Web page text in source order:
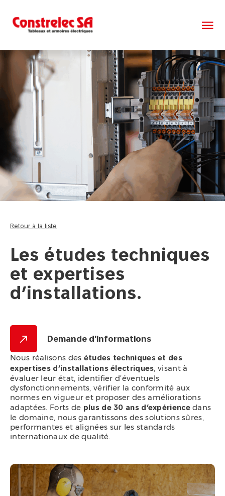
Retour à la liste
Les études techniques
et expertises
d’installations.
Demande d'informations
Nous réalisons des études techniques et des
expertises d’installations électriques, visant à
évaluer leur état, identifier d’éventuels
dysfonctionnements, vérifier la conformité aux
normes en vigueur et proposer des améliorations
adaptées. Forts de plus de 30 ans d’expériencedans
le domaine, nous garantissons des solutions sûres,
performantes et alignées sur les standards
internationaux de qualité.